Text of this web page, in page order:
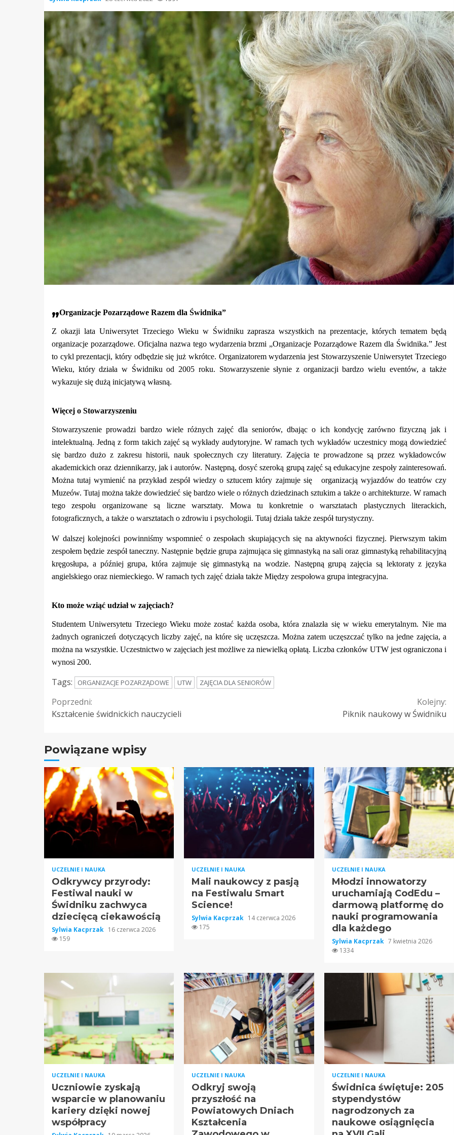
„Organizacje Pozarządowe Razem dla Świdnika”
Z okazji lata Uniwersytet Trzeciego Wieku w Świdniku zaprasza wszystkich na prezentacje, których tematem będą
organizacje pozarządowe. Oficjalna nazwa tego wydarzenia brzmi „Organizacje Pozarządowe Razem dla Świdnika.” Jest
to cykl prezentacji, który odbędzie się już wkrótce. Organizatorem wydarzenia jest Stowarzyszenie Uniwersytet Trzeciego
Wieku, który działa w Świdniku od 2005 roku. Stowarzyszenie słynie z organizacji bardzo wielu eventów, a także
wykazuje się dużą inicjatywą własną.
Więcej o Stowarzyszeniu
Stowarzyszenie prowadzi bardzo wiele różnych zajęć dla seniorów, dbając o ich kondycję zarówno fizyczną jak i
intelektualną. Jedną z form takich zajęć są wykłady audytoryjne. W ramach tych wykładów uczestnicy mogą dowiedzieć
się bardzo dużo z zakresu historii, nauk społecznych czy literatury. Zajęcia te prowadzone są przez wykładowców
akademickich oraz dziennikarzy, jak i autorów. Następną, dosyć szeroką grupą zajęć są edukacyjne zespoły zainteresowań.
Można tutaj wymienić na przykład zespół wiedzy o sztucem który zajmuje się organizacją wyjazdów do teatrów czy
Muzeów. Tutaj można także dowiedzieć się bardzo wiele o różnych dziedzinach sztukim a także o architekturze. W ramach
tego zespołu organizowane są liczne warsztaty. Mowa tu konkretnie o warsztatach plastycznych literackich,
fotograficznych, a także o warsztatach o zdrowiu i psychologii. Tutaj działa także zespół turystyczny.
W dalszej kolejności powinniśmy wspomnieć o zespołach skupiających się na aktywności fizycznej. Pierwszym takim
zespołem będzie zespół taneczny. Następnie będzie grupa zajmująca się gimnastyką na sali oraz gimnastyką rehabilitacyjną
kręgosłupa, a później grupa, która zajmuje się gimnastyką na wodzie. Następną grupą zajęcia są lektoraty z języka
angielskiego oraz niemieckiego. W ramach tych zajęć działa także Między zespołowa grupa integracyjna.
Kto może wziąć udział w zajęciach?
Studentem Uniwersytetu Trzeciego Wieku może zostać każda osoba, która znalazła się w wieku emerytalnym. Nie ma
żadnych ograniczeń dotyczących liczby zajęć, na które się uczęszcza. Można zatem uczęszczać tylko na jedne zajęcia, a
można na wszystkie. Uczestnictwo w zajęciach jest możliwe za niewielką opłatą. Liczba członków UTW jest ograniczona i
wynosi 200.
Tags: ORGANIZACJE POZARZĄDOWE UTW ZAJĘCIA DLA SENIORÓW
Continue
Poprzedni:
Kształcenie świdnickich nauczycieli
Kolejny:
Piknik naukowy w Świdniku
Powiązane wpisy
UCZELNIE I NAUKA
Odkrywcy przyrody:
Festiwal nauki w
Świdniku zachwyca
dziecięcą ciekawością
Sylwia Kacprzak 16 czerwca 2026
159
UCZELNIE I NAUKA
Mali naukowcy z pasją
na Festiwalu Smart
Science!
Sylwia Kacprzak 14 czerwca 2026
175
UCZELNIE I NAUKA
Młodzi innowatorzy
uruchamiają CodEdu –
darmową platformę do
nauki programowania
dla każdego
Sylwia Kacprzak 7 kwietnia 2026
1334
UCZELNIE I NAUKA
Uczniowie zyskają
wsparcie w planowaniu
kariery dzięki nowej
współpracy
UCZELNIE I NAUKA
Odkryj swoją
przyszłość na
Powiatowych Dniach
Kształcenia
UCZELNIE I NAUKA
Świdnica świętuje: 205
stypendystów
nagrodzonych za
naukowe osiągnięcia